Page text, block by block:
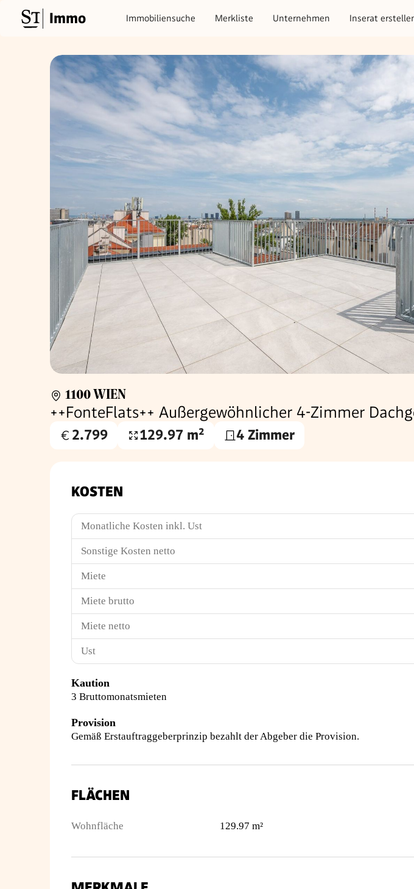
Immo Immobiliensuche Merkliste Unternehmen Inserat
1100 WIEN
++FonteFlats++ Außergewöhnlicher 4-Zimmer
Gesamtmiete
2.799
Wohnfläche
129.97 m² 4 Zimmer
KOSTEN
Monatliche Kosten inkl. Ust
Sonstige Kosten netto
Miete
Miete brutto
Miete netto
Ust
Kaution
3 Bruttomonatsmieten
Provision
Gemäß Erstauftraggeberprinzip bezahlt der Abgeber die Provision.
FLÄCHEN
Wohnfläche 129.97 m²